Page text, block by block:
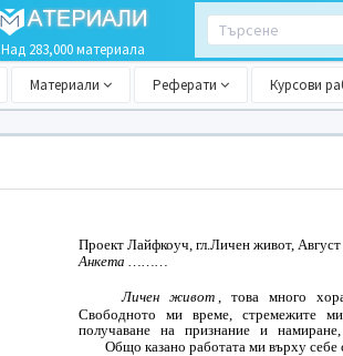
Над 283,000 материала
Материали Реферати Курсови
Проект Лайфкоуч, гл.Личен живот,
Анкета ………
Личен живот , това много
Свободното ми време, стремежите
получаване на признание и
Общо казано работата ми върху себе